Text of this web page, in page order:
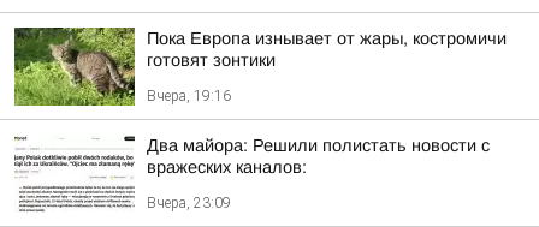
Пока Европа изнывает от жары, костромичи
готовят зонтики
Вчера, 19:16
Два майора: Решили полистать новости с
вражеских каналов:
Вчера, 23:09